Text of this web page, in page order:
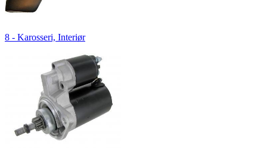
8 - Karosseri, Interiør